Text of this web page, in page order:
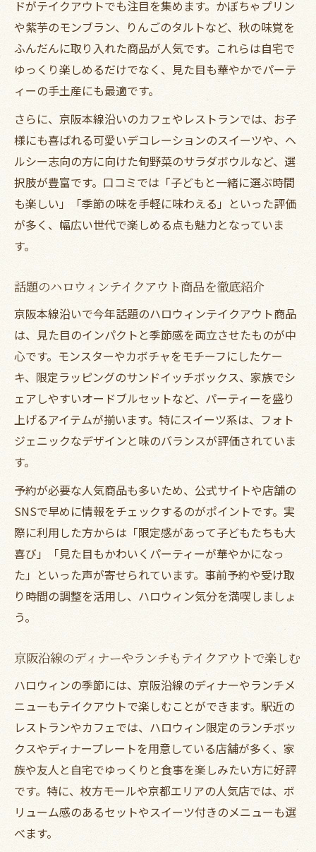
ドがテイクアウトでも注目を集めます。かぼちゃプリン
や紫芋のモンブラン、りんごのタルトなど、秋の味覚を
ふんだんに取り入れた商品が人気です。これらは自宅で
ゆっくり楽しめるだけでなく、見た目も華やかでパーテ
ィーの手土産にも最適です。
さらに、京阪本線沿いのカフェやレストランでは、お子
様にも喜ばれる可愛いデコレーションのスイーツや、ヘ
ルシー志向の方に向けた旬野菜のサラダボウルなど、選
択肢が豊富です。口コミでは「子どもと一緒に選ぶ時間
も楽しい」「季節の味を手軽に味わえる」といった評価
が多く、幅広い世代で楽しめる点も魅力となっていま
す。
話題のハロウィンテイクアウト商品を徹底紹介
京阪本線沿いで今年話題のハロウィンテイクアウト商品
は、見た目のインパクトと季節感を両立させたものが中
心です。モンスターやカボチャをモチーフにしたケー
キ、限定ラッピングのサンドイッチボックス、家族でシ
ェアしやすいオードブルセットなど、パーティーを盛り
上げるアイテムが揃います。特にスイーツ系は、フォト
ジェニックなデザインと味のバランスが評価されていま
す。
予約が必要な人気商品も多いため、公式サイトや店舗の
SNSで早めに情報をチェックするのがポイントです。実
際に利用した方からは「限定感があって子どもたちも大
喜び」「見た目もかわいくパーティーが華やかになっ
た」といった声が寄せられています。事前予約や受け取
り時間の調整を活用し、ハロウィン気分を満喫しましょ
う。
京阪沿線のディナーやランチもテイクアウトで楽しむ
ハロウィンの季節には、京阪沿線のディナーやランチメ
ニューもテイクアウトで楽しむことができます。駅近の
レストランやカフェでは、ハロウィン限定のランチボッ
クスやディナープレートを用意している店舗が多く、家
族や友人と自宅でゆっくりと食事を楽しみたい方に好評
です。特に、枚方モールや京都エリアの人気店では、ボ
リューム感のあるセットやスイーツ付きのメニューも選
べます。